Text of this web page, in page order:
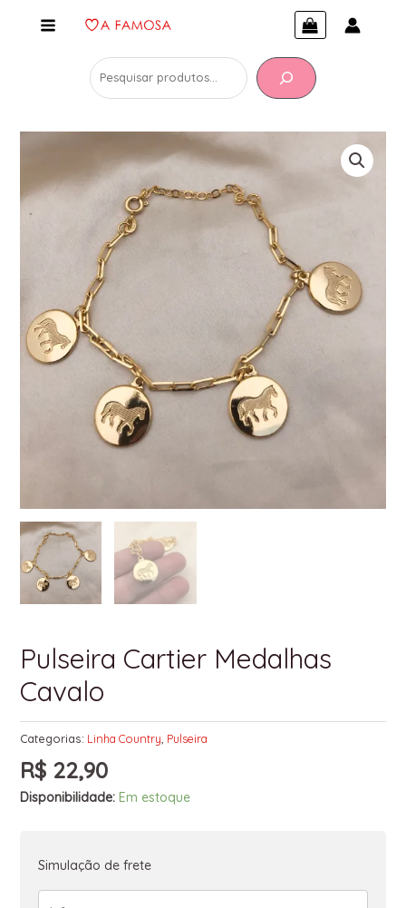
Pulseira Cartier Medalhas
Cavalo
Categorias: Linha Country, Pulseira
R$22,90
Disponibilidade: Em estoque
Simulação de frete